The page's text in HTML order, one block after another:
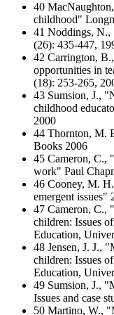
40
childhood"
41 Noddings, N.,
(26): 435-447,
42 Carrington,
opportunities in
(18): 253-265,
43 Sumsion, J.,
childhood
2000
44 Thornton, M.
Books 2006
45 Cameron, C.,
work" Paul
46 Cooney, M.
emergent issues"
47 Cameron, C.,
children: Issues
Education,
48 Jensen, J. J.,
children: Issues
Education,
49 Sumsion, J.,
Issues and case
50 Martino, W.,